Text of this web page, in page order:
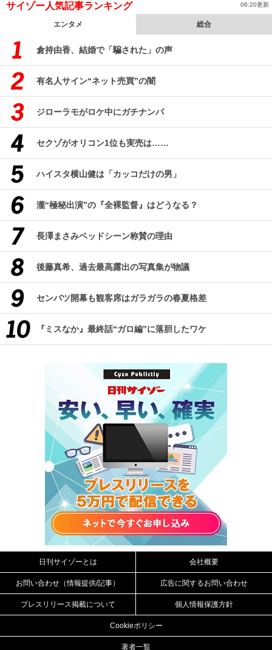
サイゾー人気記事ランキング 06:20更新
エンタメ 総合
倉持由香、結婚で「騙された」の声
有名人サイン“ネット売買”の闇
ジローラモがロケ中にガチナンパ
セクゾがオリコン1位も実売は……
ハイスタ横山健は「カッコだけの男」
瀧“極秘出演”の『全裸監督』はどうなる？
長澤まさみベッドシーン称賛の理由
後藤真希、過去最高露出の写真集が物議
センバツ開幕も観客席はガラガラの春夏格差
『ミスなか』最終話“ガロ編”に落胆したワケ
日刊サイゾーとは 会社概要
お問い合わせ（情報提供/記事） 広告に関するお問い合わせ
プレスリリース掲載について 個人情報保護方針
Cookieポリシー
著者一覧